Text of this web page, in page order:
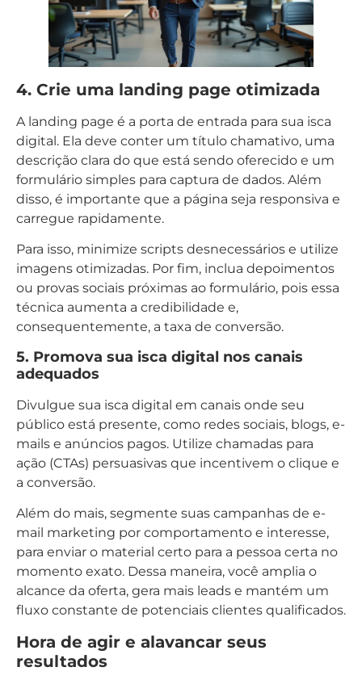
4. Crie uma landing page otimizada
A landing page é a porta de entrada para sua isca
digital. Ela deve conter um título chamativo, uma
descrição clara do que está sendo oferecido e um
formulário simples para captura de dados. Além
disso, é importante que a página seja responsiva e
carregue rapidamente.
Para isso, minimize scripts desnecessários e utilize
imagens otimizadas. Por fim, inclua depoimentos
ou provas sociais próximas ao formulário, pois essa
técnica aumenta a credibilidade e,
consequentemente, a taxa de conversão.
5. Promova sua isca digital nos canais
adequados
Divulgue sua isca digital em canais onde seu
público está presente, como redes sociais, blogs, e-
mails e anúncios pagos. Utilize chamadas para
ação (CTAs) persuasivas que incentivem o clique e
a conversão.
Além do mais, segmente suas campanhas de e-
mail marketing por comportamento e interesse,
para enviar o material certo para a pessoa certa no
momento exato. Dessa maneira, você amplia o
alcance da oferta, gera mais leads e mantém um
fluxo constante de potenciais clientes qualificados.
Hora de agir e alavancar seus
resultados